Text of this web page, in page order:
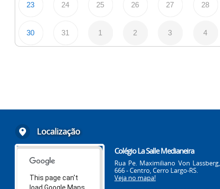
23 24 25 26 27 28
30 31 1 2 3 4
Localização
This page can't
load Google Maps
Colégio La Salle Medianeira
Rua Pe. Maximiliano Von Lassberg,
666 - Centro, Cerro Largo-RS.
Veja no mapa!